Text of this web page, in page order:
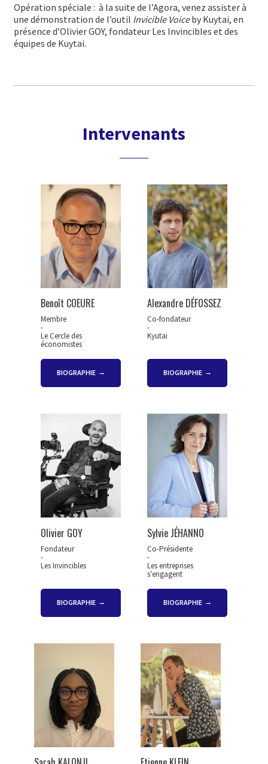
Opération spéciale : à la suite de l’Agora, venez assister à
une démonstration de l’outil Invicible Voiceby Kuytai, en
présence d’Olivier GOY, fondateur Les Invincibles et des
équipes de Kuytai.
Intervenants
Benoît COEURE
Membre
-
Le Cercle des
économistes
BIOGRAPHIE
Alexandre DÉFOSSEZ
Co-fondateur
-
Kyutai
BIOGRAPHIE
Olivier GOY
Fondateur
-
Les Invincibles
BIOGRAPHIE
Sylvie JÉHANNO
Co-Présidente
-
Les entreprises
s'engagent
BIOGRAPHIE